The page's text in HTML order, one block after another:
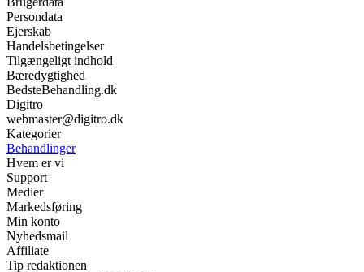
Persondata
Ejerskab
Handelsbetingelser
Tilgængeligt indhold
Bæredygtighed
BedsteBehandling.dk
Digitro
webmaster@digitro.dk
Kategorier
Behandlinger
Hvem er vi
Support
Medier
Markedsføring
Min konto
Nyhedsmail
Affiliate
Tip redaktionen